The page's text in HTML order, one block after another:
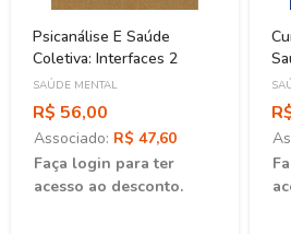
Psicanálise E Saúde
Coletiva: Interfaces 2
SAÚDE MENTAL
R$ 56,00
Associado: R$ 47,60
Faça login para ter
acesso ao desconto.